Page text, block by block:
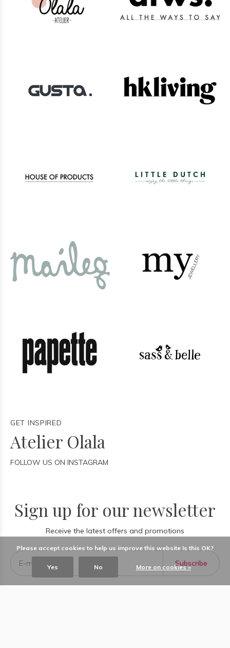
GET INSPIRED
Atelier Olala
FOLLOW US ON INSTAGRAM
Sign up for our newsletter
Receive the latest offers and promotions
Subscribe
Please accept cookies to help us improve this website Is this OK?
Yes No More on cookies »